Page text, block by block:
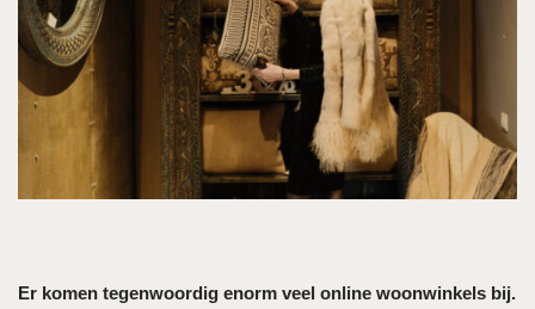
Er komen tegenwoordig enorm veel online woonwinkels bij.